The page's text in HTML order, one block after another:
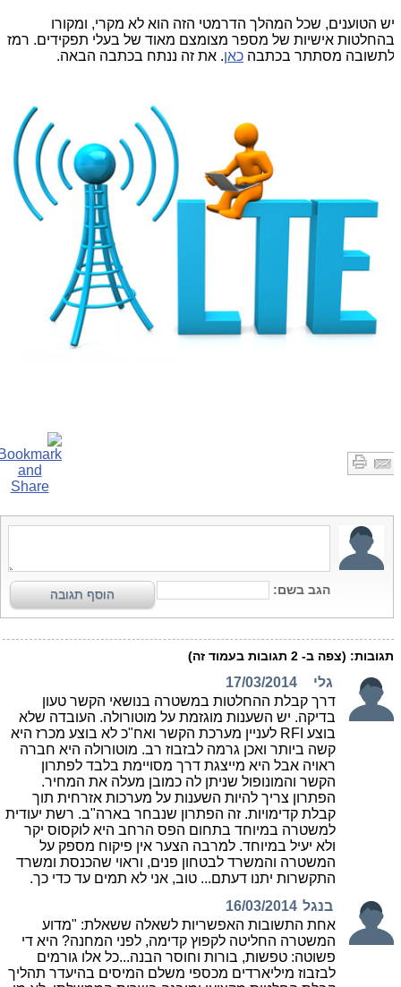
יש הטוענים, שכל המהלך הדרמטי הזה הוא לא מקרי, ומקורו
בהחלטות אישיות של מספר מצומצם מאוד של בעלי תפקידים. רמז
לתשובה מסתתר בכתבהכאן. את זה ננתח בכתבה הבאה.